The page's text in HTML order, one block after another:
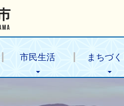
市民生活 まちづく